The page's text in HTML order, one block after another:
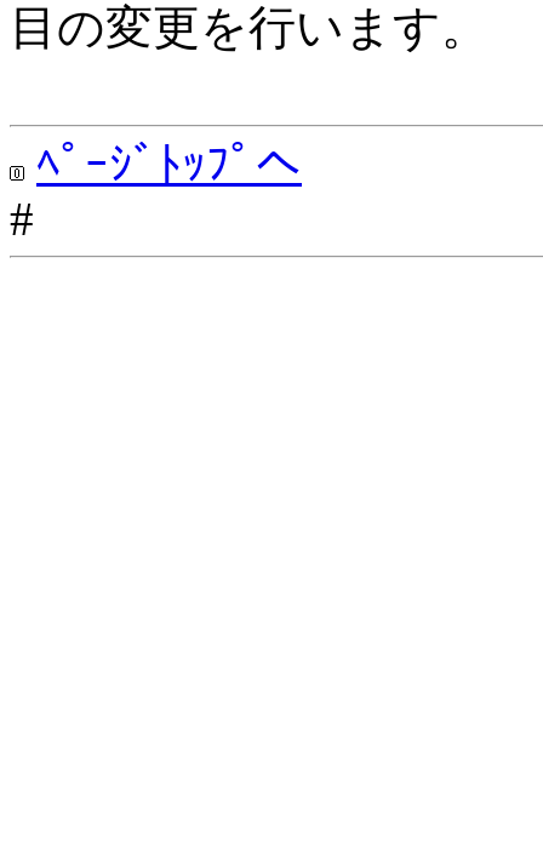
目の変更を行います。
ﾍﾟｰｼﾞﾄｯﾌﾟへ
#